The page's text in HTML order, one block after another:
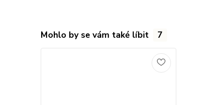
Mohlo by se vám také líbit 7